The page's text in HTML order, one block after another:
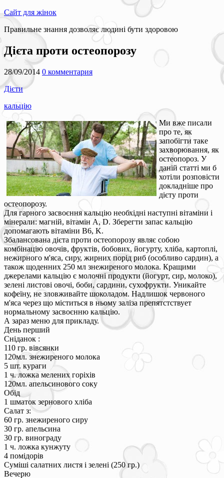
Сайт для жінок
Правильне знання дозволяє людині бути здоровою
Дієта проти остеопорозу
28/09/2014 0 комментария
Дієти
кальцію
Ми вже писали
про те, як
запобігти таке
захворювання, як
остеопороз. У
даній статті ми б
хотіли розповісти
докладніше про
дієту проти
остеопорозу.
Для гарного засвоєння кальцію необхідні наступні вітаміни і
мінерали: магній, вітамін A, D. Зберегти запас кальцію
допомагають вітаміни B6, K.
Збалансована дієта проти остеопорозу являє собою
комбінацію овочів, фруктів, бобових, йогурту, хліба, картоплі,
нежирного м'яса, сиру, жирних порід риб (особливо сардин), а
також щоденних 250 мл знежиреного молока. Кращими
джерелами кальцію є молочні продукти (йогурт, сир, молоко),
зелені листові овочі, боби, сардини, сухофрукти. Уникайте
кофеїну, не зловживайте шоколадом. Надлишок червоного
м'яса через що міститься в ньому заліза препятстствует
нормальному засвоєнню кальцію.
А зараз меню для прикладу.
День перший
Сніданок :
110 гр. вівсянки
120мл. знежиреного молока
5 шт. кураги
1 ч. ложка мелених горіхів
120мл. апельсинового соку
Обід
1 шматок зернового хліба
Салат з:
60 гр. знежиреного сиру
30 гр. апельсина
30 гр. винограду
1 ч. ложка кунжуту
4 помідорів
Суміші салатних листя і зелені (250 гр.)
Вечерю